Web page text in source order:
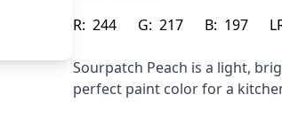
R: 244 G: 217 B: 197
Sourpatch Peach is a light,
perfect paint color for a